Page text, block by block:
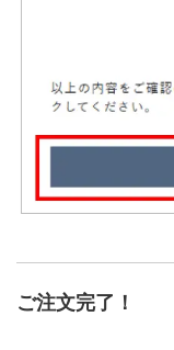
ご注文完了！